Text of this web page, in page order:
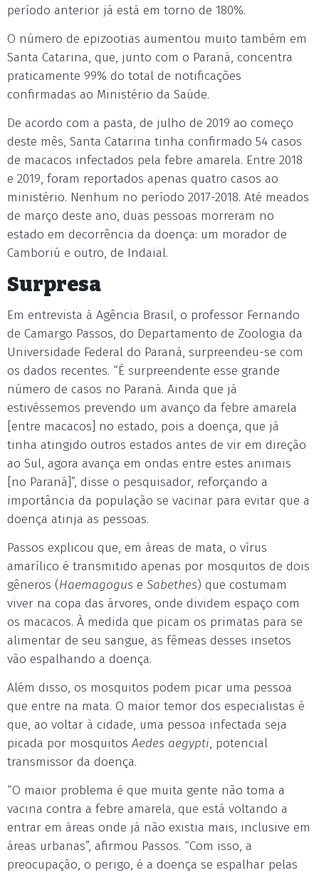
período anterior já está em torno de 180%.
O número de epizootias aumentou muito também em
Santa Catarina, que, junto com o Paraná, concentra
praticamente 99% do total de notificações
confirmadas ao Ministério da Saúde.
De acordo com a pasta, de julho de 2019 ao começo
deste mês, Santa Catarina tinha confirmado 54 casos
de macacos infectados pela febre amarela. Entre 2018
e 2019, foram reportados apenas quatro casos ao
ministério. Nenhum no período 2017-2018. Até meados
de março deste ano, duas pessoas morreram no
estado em decorrência da doença: um morador de
Camboriú e outro, de Indaial.
Surpresa
Em entrevista à Agência Brasil, o professor Fernando
de Camargo Passos, do Departamento de Zoologia da
Universidade Federal do Paraná, surpreendeu-se com
os dados recentes. “É surpreendente esse grande
número de casos no Paraná. Ainda que já
estivéssemos prevendo um avanço da febre amarela
[entre macacos] no estado, pois a doença, que já
tinha atingido outros estados antes de vir em direção
ao Sul, agora avança em ondas entre estes animais
[no Paraná]”, disse o pesquisador, reforçando a
importância da população se vacinar para evitar que a
doença atinja as pessoas.
Passos explicou que, em áreas de mata, o vírus
amarílico é transmitido apenas por mosquitos de dois
gêneros (Haemagogus e Sabethes) que costumam
viver na copa das árvores, onde dividem espaço com
os macacos. À medida que picam os primatas para se
alimentar de seu sangue, as fêmeas desses insetos
vão espalhando a doença.
Além disso, os mosquitos podem picar uma pessoa
que entre na mata. O maior temor dos especialistas é
que, ao voltar à cidade, uma pessoa infectada seja
picada por mosquitosAedes aegypti, potencial
transmissor da doença.
“O maior problema é que muita gente não toma a
vacina contra a febre amarela, que está voltando a
entrar em áreas onde já não existia mais, inclusive em
áreas urbanas”, afirmou Passos. “Com isso, a
preocupação, o perigo, é a doença se espalhar pelas